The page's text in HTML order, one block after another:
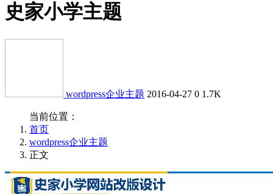
史家小学主题
wordpress企业主题 2016-04-27 0 1.7K
当前位置：
首页
wordpress企业主题
正文